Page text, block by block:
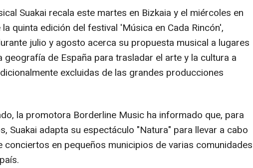
Suakai recala este martes en Bizkaia y el miércoles en
quinta edición del festival 'Música en Cada Rincón',
julio y agosto acerca su propuesta musical a lugares
geografía de España para trasladar el arte y la cultura a
excluidas de las grandes producciones
la promotora Borderline Music ha informado que, para
Suakai adapta su espectáculo "Natura" para llevar a cabo
conciertos en pequeños municipios de varias comunidades